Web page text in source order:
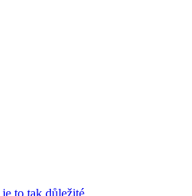
to tak důležité